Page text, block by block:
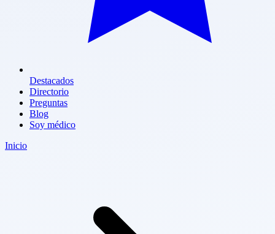
Destacados
Directorio
Preguntas
Blog
Soy médico
Inicio